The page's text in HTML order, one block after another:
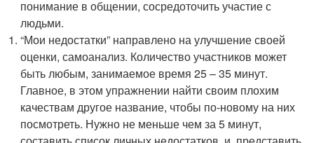
понимание в общении, сосредоточить участие с
людьми.
“Мои недостатки” направлено на улучшение своей
оценки, самоанализ. Количество участников может
быть любым, занимаемое время 25 – 35 минут.
Главное, в этом упражнении найти своим плохим
качествам другое название, чтобы по-новому на них
посмотреть. Нужно не меньше чем за 5 минут,